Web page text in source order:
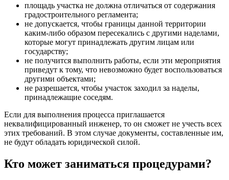
площадь участка не должна отличаться от содержания
градостроительного регламента;
не допускается, чтобы границы данной территории
каким-либо образом пересекались с другими наделами,
которые могут принадлежать другим лицам или
государству;
не получится выполнить работы, если эти мероприятия
приведут к тому, что невозможно будет воспользоваться
другими объектами;
не разрешается, чтобы участок заходил за наделы,
принадлежащие соседям.
Если для выполнения процесса приглашается
неквалифицированный инженер, то он сможет не учесть всех
этих требований. В этом случае документы, составленные им,
не будут обладать юридической силой.
Кто может заниматься процедурами?